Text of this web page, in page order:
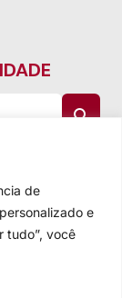
de
e
tudo”, você